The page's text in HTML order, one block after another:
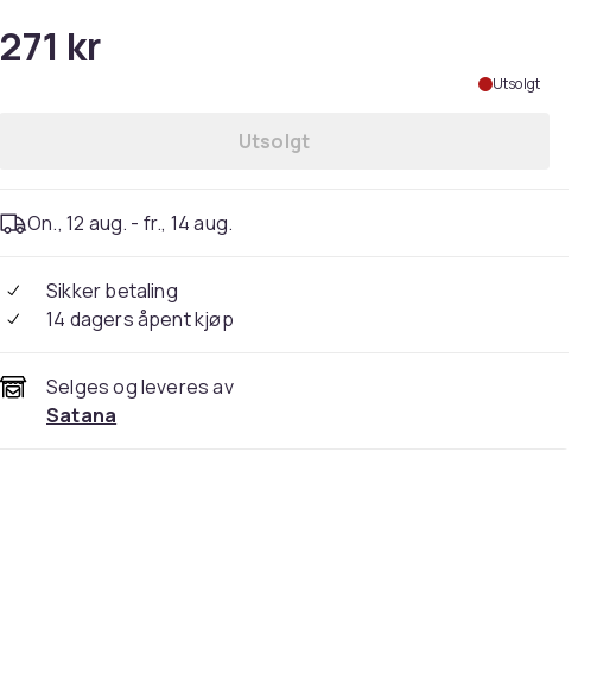
271 kr
Utsolgt
Utsolgt
On., 12 aug. - fr., 14 aug.
Sikker betaling
14 dagers åpent kjøp
Selges og leveres av
Satana